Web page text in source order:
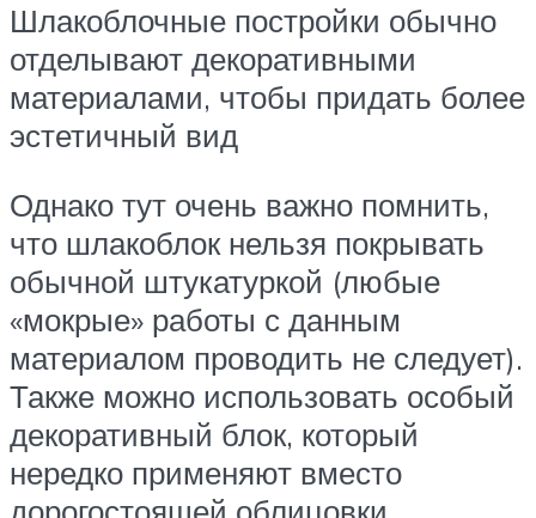
Шлакоблочные постройки обычно
отделывают декоративными
материалами, чтобы придать более
эстетичный вид
Однако тут очень важно помнить,
что шлакоблок нельзя покрывать
обычной штукатуркой (любые
«мокрые» работы с данным
материалом проводить не следует).
Также можно использовать особый
декоративный блок, который
нередко применяют вместо